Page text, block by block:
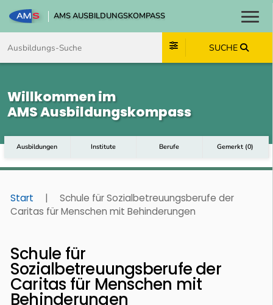
AMS AUSBILDUNGSKOMPASS
SUCHE
Willkommen im
AMS Ausbildungskompass
Ausbildungen Institute Berufe Gemerkt (0)
Start |
Schule für Sozialbetreuungsberufe der
Caritas für Menschen mit Behinderungen
Schule für
Sozialbetreuungsberufe der
Caritas für Menschen mit
Behinderungen